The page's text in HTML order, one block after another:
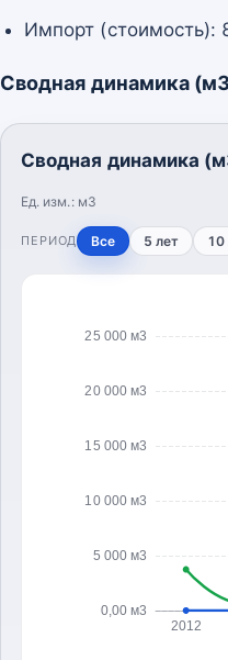
Импорт
Сводная динамика
Сводная динамика
Ед. изм.: м3
ПЕРИОД Все 5 лет 10
0,00 м3
5 000 м3
10 000 м3
15 000 м3
20 000 м3
25 000 м3
2012